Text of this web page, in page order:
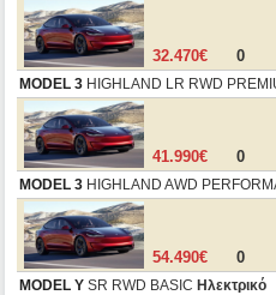
32.470€ 0
MODEL 3 HIGHLAND LR RWD
41.990€ 0
MODEL 3 HIGHLAND AWD
54.490€ 0
MODEL Y SR RWD BASIC Ηλεκτρικό